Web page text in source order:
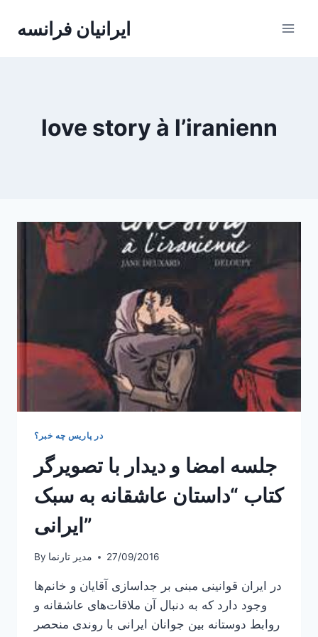
ایرانیان فرانسه
love story à l’iranienn
در پاریس چه خبر؟
جلسه امضا و دیدار با تصویرگر
کتاب “داستان عاشقانه به سبک
ایرانی”
By مدیر تارنما 27/09/2016
در ایران قوانینی مبنی بر جداسازی آقایان و خانم‌ها
وجود دارد که به دنبال آن ملاقات‌های عاشقانه و
روابط دوستانه بین جوانان ایرانی با روندی منحصر